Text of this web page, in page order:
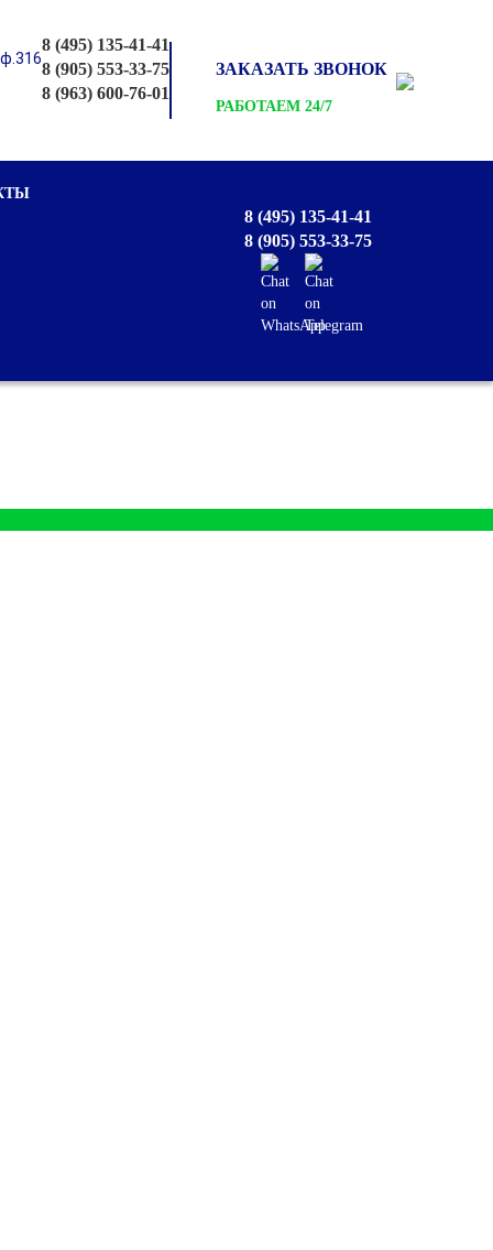
8 (495) 135-41-41
8 (905) 553-33-75
8 (495) 135-41-41
8 (905) 553-33-75
8 (963) 600-76-01
ЗАКАЗАТЬ ЗВОНОК
РАБОТАЕМ 24/7